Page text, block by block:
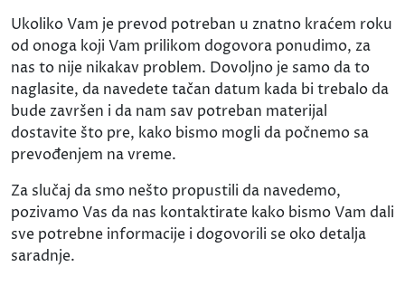
Ukoliko Vam je prevod potreban u znatno kraćem roku
od onoga koji Vam prilikom dogovora ponudimo, za
nas to nije nikakav problem. Dovoljno je samo da to
naglasite, da navedete tačan datum kada bi trebalo da
bude završen i da nam sav potreban materijal
dostavite što pre, kako bismo mogli da počnemo sa
prevođenjem na vreme.
Za slučaj da smo nešto propustili da navedemo,
pozivamo Vas da nas kontaktirate kako bismo Vam dali
sve potrebne informacije i dogovorili se oko detalja
saradnje.